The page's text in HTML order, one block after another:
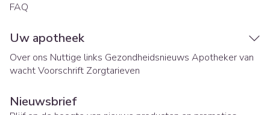
FAQ
Uw apotheek
Over ons Nuttige links Gezondheidsnieuws Apotheker van
wachtVoorschrift Zorgtarieven
Nieuwsbrief